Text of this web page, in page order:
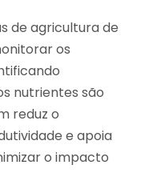
de agricultura de
os
nutrientes são
reduz o
e apoia
o impacto